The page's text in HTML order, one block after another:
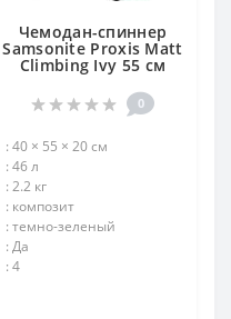
Чемодан-спиннер
Samsonite Proxis Matt
Climbing Ivy 55 см
0
: 40 × 55 × 20 см
: 46 л
: 2.2 кг
: композит
: темно-зеленый
: Да
: 4